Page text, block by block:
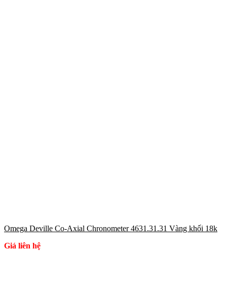
Omega Deville Co-Axial Chronometer 4631.31.31 Vàng khối 18k
Giá liên hệ